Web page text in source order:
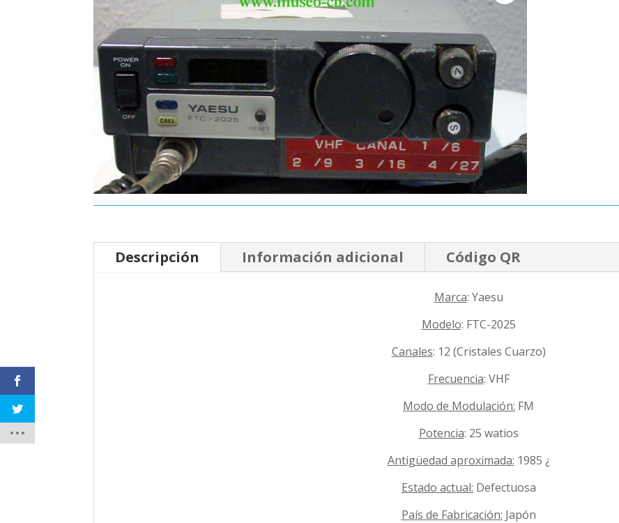
Descripción Información adicional Código QR
Marca: Yaesu
Modelo: FTC-2025
Canales: 12 (Cristales Cuarzo)
Frecuencia: VHF
Modo de Modulación: FM
Potencia: 25 watios
Antigüedad aproximada: 1985 ¿
Estado actual: Defectuosa
País de Fabricación: Japón